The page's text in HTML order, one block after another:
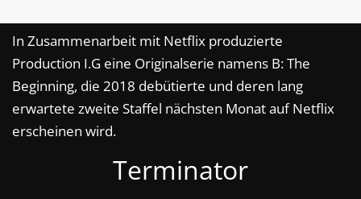
In Zusammenarbeit mit Netflix produzierte
Production I.G eine Originalserie namens B: The
Beginning, die 2018 debütierte und deren lang
erwartete zweite Staffel nächsten Monat auf Netflix
erscheinen wird.
Terminator